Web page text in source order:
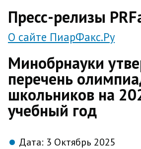
Пресс-релизы
О сайте ПиарФакс.Ру
Минобрнауки
перечень
школьников на
учебный год
Дата: 3 Октябрь 2025